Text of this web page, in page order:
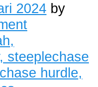
2024 by